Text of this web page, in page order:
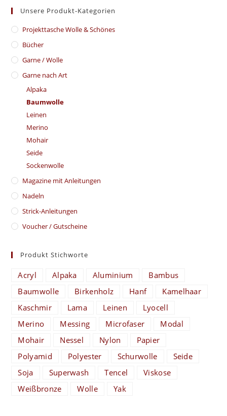
Unsere Produkt-Kategorien
​Projekttasche Wolle & Schönes
Bücher
Garne / Wolle
Garne nach Art
Alpaka
Baumwolle
Leinen
Merino
Mohair
Seide
Sockenwolle
Magazine mit Anleitungen
Nadeln
Strick-Anleitungen
Voucher / Gutscheine
Produkt Stichworte
Acryl Alpaka Aluminium
Bambus
Baumwolle
Birkenholz Hanf
Kamelhaar
Kaschmir
Lama Leinen
Lyocell
Merino
Messing Microfaser
Modal
Mohair
Nessel Nylon
Papier
Polyamid
Polyester Schurwolle
Seide
Soja
Superwash Tencel
Viskose
Weißbronze
Wolle Yak